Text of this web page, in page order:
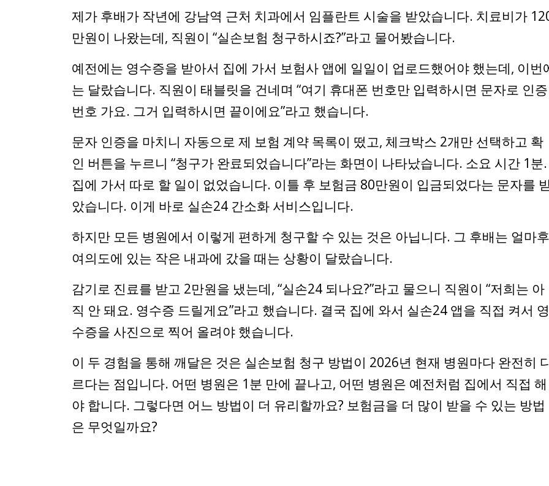
제가 후배가 작년에 강남역 근처 치과에서 임플란트 시술을 받았습니다. 치료비가
만원이 나왔는데, 직원이 “실손보험 청구하시죠?”라고 물어봤습니다.
예전에는 영수증을 받아서 집에 가서 보험사 앱에 일일이 업로드했어야 했는데, 이번
는 달랐습니다. 직원이 태블릿을 건네며 “여기 휴대폰 번호만 입력하시면 문자로 인증
번호 가요. 그거 입력하시면 끝이에요”라고 했습니다.
문자 인증을 마치니 자동으로 제 보험 계약 목록이 떴고, 체크박스 2개만 선택하고 확
인 버튼을 누르니 “청구가 완료되었습니다”라는 화면이 나타났습니다. 소요 시간 1분.
집에 가서 따로 할 일이 없었습니다. 이틀 후 보험금 80만원이 입금되었다는 문자를
았습니다. 이게 바로 실손24 간소화 서비스입니다.
하지만 모든 병원에서 이렇게 편하게 청구할 수 있는 것은 아닙니다. 그 후배는 얼마후
여의도에 있는 작은 내과에 갔을 때는 상황이 달랐습니다.
감기로 진료를 받고 2만원을 냈는데, “실손24 되나요?”라고 물으니 직원이 “저희는 아
직 안 돼요. 영수증 드릴게요”라고 했습니다. 결국 집에 와서 실손24 앱을 직접 켜서 영
수증을 사진으로 찍어 올려야 했습니다.
이 두 경험을 통해 깨달은 것은 실손보험 청구 방법이 2026년 현재 병원마다 완전히
르다는 점입니다. 어떤 병원은 1분 만에 끝나고, 어떤 병원은 예전처럼 집에서 직접 해
야 합니다. 그렇다면 어느 방법이 더 유리할까요? 보험금을 더 많이 받을 수 있는 방법
은 무엇일까요?